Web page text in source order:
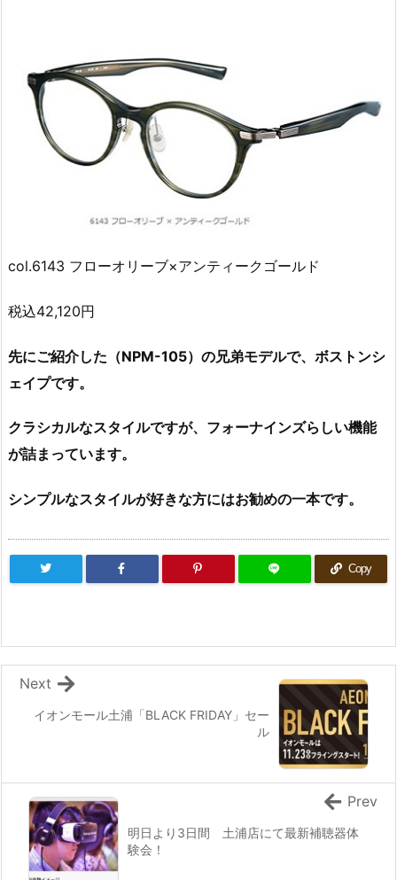
col.6143 フローオリーブ×アンティークゴールド
税込42,120円
先にご紹介した（NPM-105）の兄弟モデルで、ボストンシ
ェイプです。
クラシカルなスタイルですが、フォーナインズらしい機能
が詰まっています。
シンプルなスタイルが好きな方にはお勧めの一本です。
Copy
イオンモール土浦「BLACK FRIDAY」セー
ル
Next
明日より3日間 土浦店にて最新補聴器体
験会！
Prev